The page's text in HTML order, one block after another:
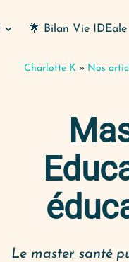
🌟 Bilan Vie IDEale
Charlotte K » Nos
Le master santé